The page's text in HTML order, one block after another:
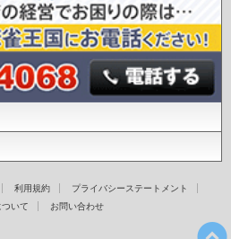
利用規約
プライバシーステートメント
いて
お問い合わせ